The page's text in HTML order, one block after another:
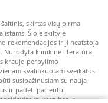
skirtas visų pirma
Šioje skiltyje
rekomendacijos ir ji neatstoja
Nurodyta klinikinė literatūra
kraujo perpylimo
kvalifikuotam sveikatos
susipažinusiam su nauja
ir padėti pacientui
vertybes ir